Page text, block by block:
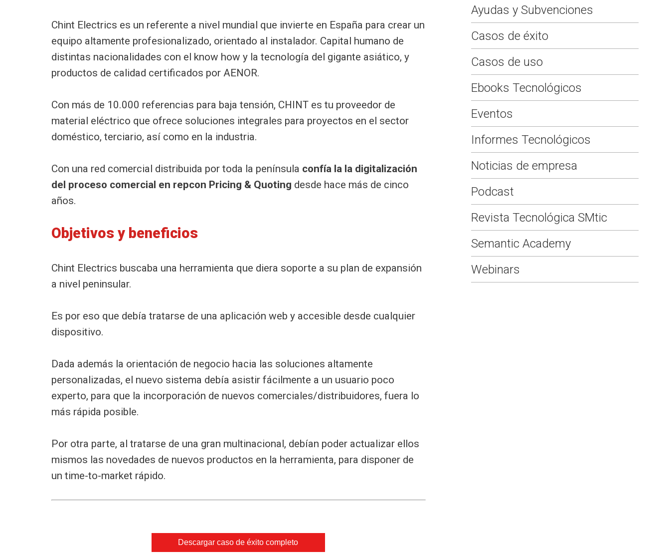
Chint Electrics es un referente a nivel mundial que invierte en España para crear un
equipo altamente profesionalizado, orientado al instalador. Capital humano de
distintas nacionalidades con el know how y la tecnología del gigante asiático, y
productos de calidad certificados por AENOR.
Con más de 10.000 referencias para baja tensión, CHINT es tu proveedor de
material eléctrico que ofrece soluciones integrales para proyectos en el sector
doméstico, terciario, así como en la industria.
Con una red comercial distribuida por toda la península confía la la digitalización
del proceso comercial en repcon Pricing & Quoting desde hace más de cinco
años.
Objetivos y beneficios
Chint Electrics buscaba una herramienta que diera soporte a su plan de expansión
a nivel peninsular.
Es por eso que debía tratarse de una aplicación web y accesible desde cualquier
dispositivo.
Dada además la orientación de negocio hacia las soluciones altamente
personalizadas, el nuevo sistema debía asistir fácilmente a un usuario poco
experto, para que la incorporación de nuevos comerciales/distribuidores, fuera lo
más rápida posible.
Por otra parte, al tratarse de una gran multinacional, debían poder actualizar ellos
mismos las novedades de nuevos productos en la herramienta, para disponer de
un time-to-market rápido.
Descargar caso de éxito completo
Ayudas y Subvenciones
Casos de éxito
Casos de uso
Ebooks Tecnológicos
Eventos
Informes Tecnológicos
Noticias de empresa
Podcast
Revista Tecnológica SMtic
Semantic Academy
Webinars